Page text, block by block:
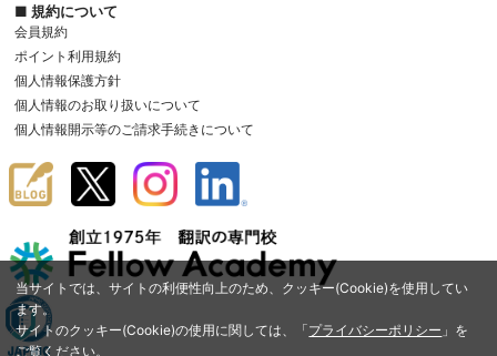
当サイトでは、サイトの利便性向上のため、クッキー(Cookie)を使用してい
ます。
サイトのクッキー(Cookie)の使用に関しては、「プライバシーポリシー 」を
ご覧ください。
■ 規約について
会員規約
ポイント利用規約
個人情報保護方針
個人情報のお取り扱いについて
個人情報開示等のご請求手続きについて